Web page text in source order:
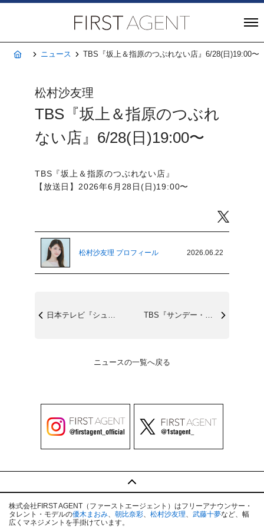
ホームニュース TBS『坂上＆指原のつぶれない店』6/28(日)19:00〜
松村沙友理
TBS『坂上＆指原のつぶれ
ない店』6/28(日)19:00〜
TBS『坂上＆指原のつぶれない店』
【放送日】2026年6月28日(日)19:00〜
松村沙友理 プロフィール 2026.06.22
日本テレビ『シューイチ』6/28(日)0... TBS『サンデー・ジャポン』6/28(日...
ニュースの一覧へ戻る
株式会社FIRST AGENT（ファーストエージェント）はフリーアナウンサー・
タレント・モデルの優木まおみ、 朝比奈彩、 松村沙友理、 武藤十夢など、幅
広くマネジメントを手掛けています。